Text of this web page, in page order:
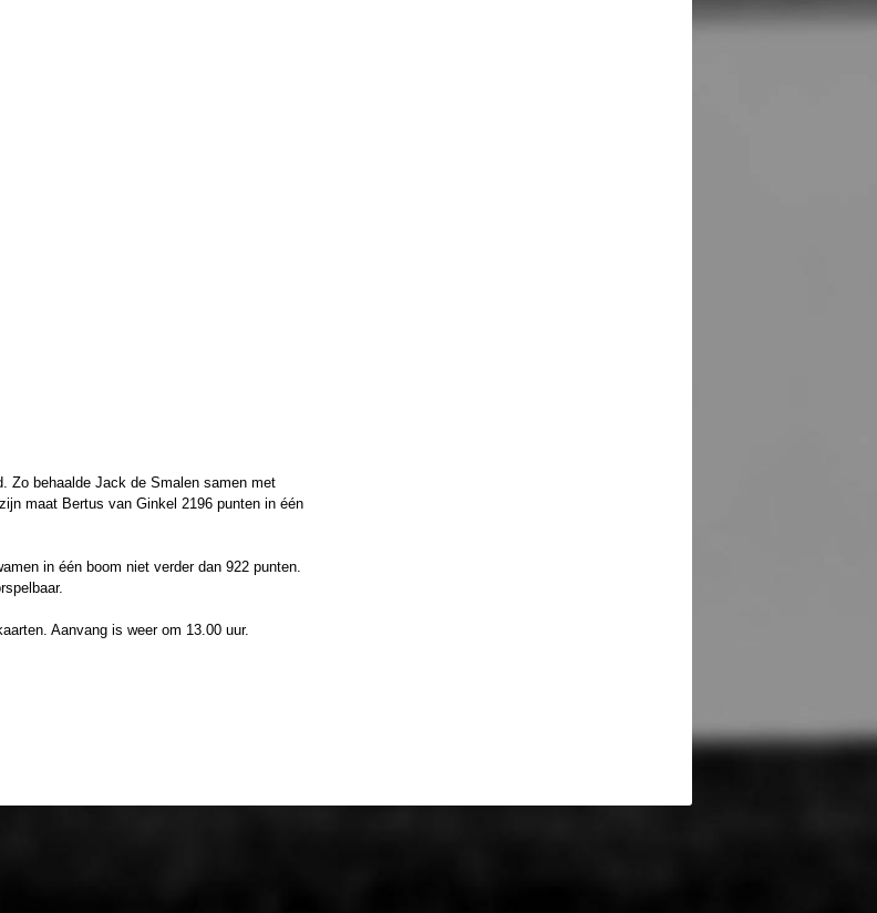
Zo behaalde Jack de Smalen samen met
maat Bertus van Ginkel 2196 punten in één
in één boom niet verder dan 922 punten.
Aanvang is weer om 13.00 uur.